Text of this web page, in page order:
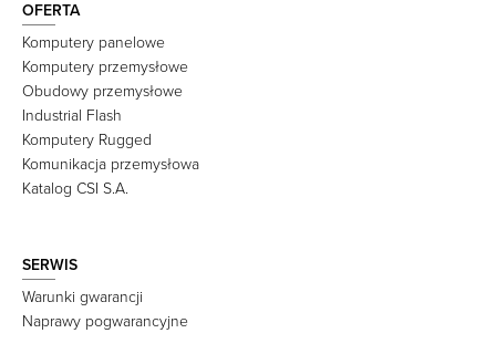
OFERTA
Komputery panelowe
Komputery przemysłowe
Obudowy przemysłowe
Industrial Flash
Komputery Rugged
Komunikacja przemysłowa
Katalog CSI S.A.
SERWIS
Warunki gwarancji
Naprawy pogwarancyjne